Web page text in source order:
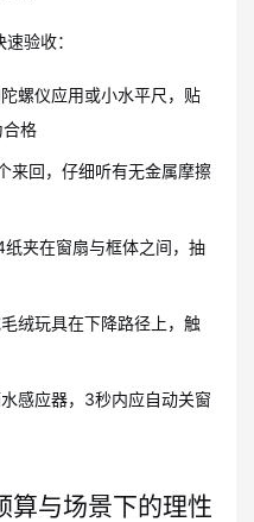
验收：
螺仪应用或小水平尺，贴
格
来回，仔细听有无金属摩擦
纸夹在窗扇与框体之间，抽
绒玩具在下降路径上，触
感应器，3秒内应自动关窗
算与场景下的理性